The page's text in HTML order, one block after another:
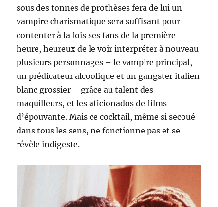
sous des tonnes de prothèses fera de lui un
vampire charismatique sera suffisant pour
contenter à la fois ses fans de la première
heure, heureux de le voir interpréter à nouveau
plusieurs personnages – le vampire principal,
un prédicateur alcoolique et un gangster italien
blanc grossier – grâce au talent des
maquilleurs, et les aficionados de films
d’épouvante. Mais ce cocktail, même si secoué
dans tous les sens, ne fonctionne pas et se
révèle indigeste.